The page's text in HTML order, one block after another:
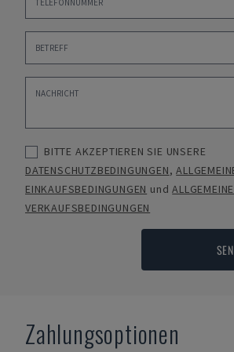
BITTE AKZEPTIEREN SIE UNSERE
DATENSCHUTZBEDINGUNGEN,
EINKAUFSBEDINGUNGEN undALLGEMEINE
VERKAUFSBEDINGUNGEN
Zahlungsoptionen